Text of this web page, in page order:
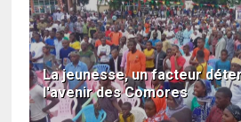
La jeunesse, un facteur
l'avenir des Comores